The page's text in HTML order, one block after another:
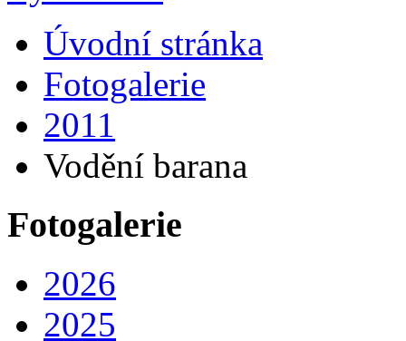
Úvodní stránka
Fotogalerie
2011
Vodění barana
Fotogalerie
2026
2025